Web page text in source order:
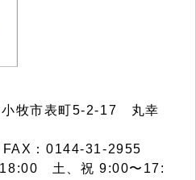
牧市表町5-2-17 丸幸
：0144-31-2955
18:00 土、祝 9:00〜17: